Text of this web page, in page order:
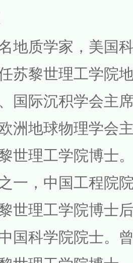
地质学家，美国
苏黎世理工学院
国际沉积学会主
洲地球物理学会
世理工学院博士
一，中国工程院
世理工学院博士
国科学院院士。